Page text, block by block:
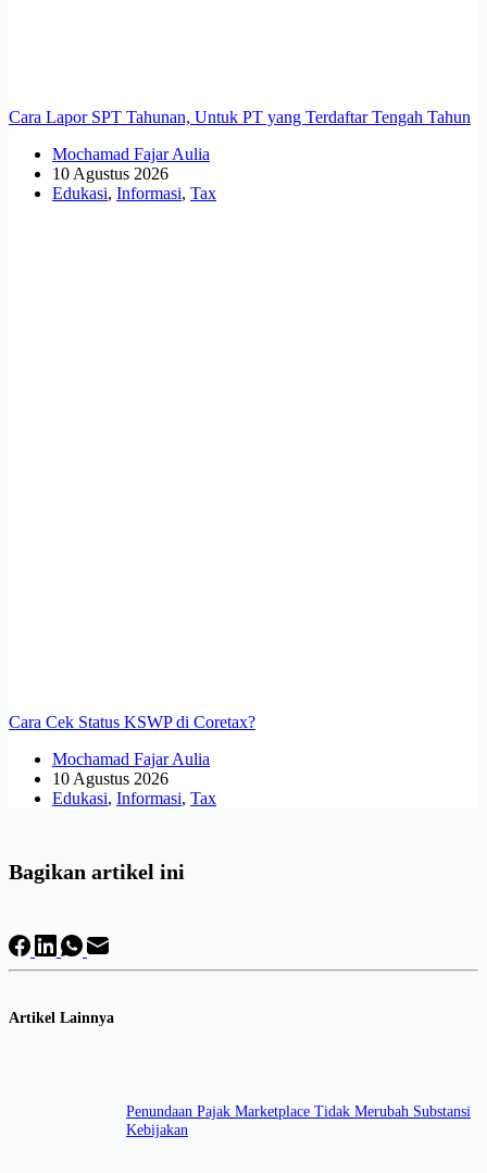
Cara Lapor SPT Tahunan, Untuk PT yang Terdaftar Tengah Tahun
Mochamad Fajar Aulia
10 Agustus 2026
Edukasi, Informasi, Tax
Cara Cek Status KSWP di Coretax?
Mochamad Fajar Aulia
10 Agustus 2026
Edukasi, Informasi, Tax
Bagikan artikel ini
Artikel Lainnya
Penundaan Pajak Marketplace Tidak Merubah Substansi
Kebijakan